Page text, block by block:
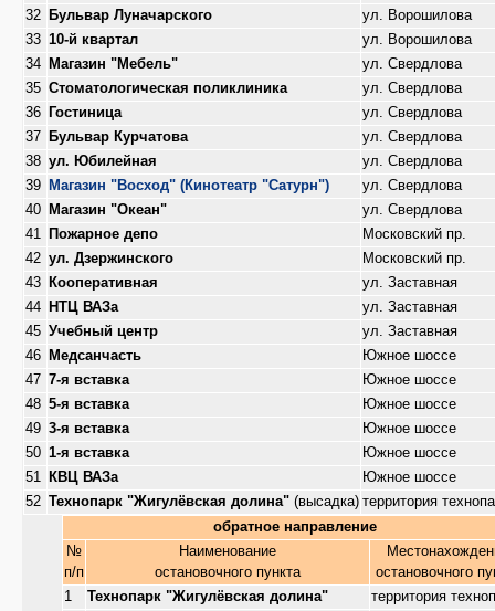
32
Бульвар Луначарского
ул. Ворошилова
33 10-й квартал
ул. Ворошилова
34
Магазин "Мебель"
ул. Свердлова
35 Стоматологическая поликлиника
ул. Свердлова
36
Гостиница
ул. Свердлова
37
Бульвар Курчатова
ул. Свердлова
38 ул. Юбилейная
ул. Свердлова
39
Магазин "Восход" (Кинотеатр "Сатурн")
ул. Свердлова
40
Магазин "Океан"
ул. Свердлова
41
Пожарное депо
Московский пр.
42 ул. Дзержинского
Московский пр.
43
Кооперативная
ул. Заставная
44
НТЦ ВАЗа
ул. Заставная
45 Учебный центр
ул. Заставная
46
Медсанчасть
Южное шоссе
47 7-я вставка
Южное шоссе
48 5-я вставка
Южное шоссе
49 3-я вставка
Южное шоссе
50 1-я вставка
Южное шоссе
51
КВЦ ВАЗа
Южное шоссе
52 Технопарк "Жигулёвская долина" (высадка) территория
обратное направление
№
п/п
Наименование
остановочного пункта
остановочного
1
Технопарк "Жигулёвская долина"
территория